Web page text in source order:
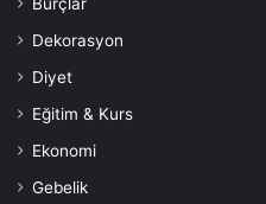
Dekorasyon
Diyet
Eğitim & Kurs
Ekonomi
Gebelik